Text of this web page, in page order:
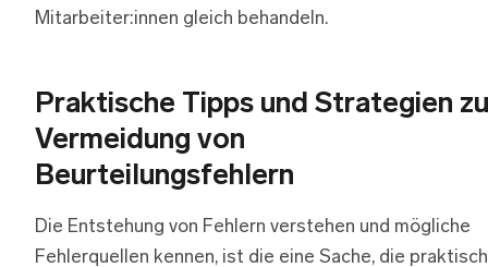
Mitarbeiter:innen gleich behandeln.
Praktische Tipps und Strategien
Vermeidung von
Beurteilungsfehlern
Die Entstehung von Fehlern verstehen und mögliche
Fehlerquellen kennen, ist die eine Sache, die